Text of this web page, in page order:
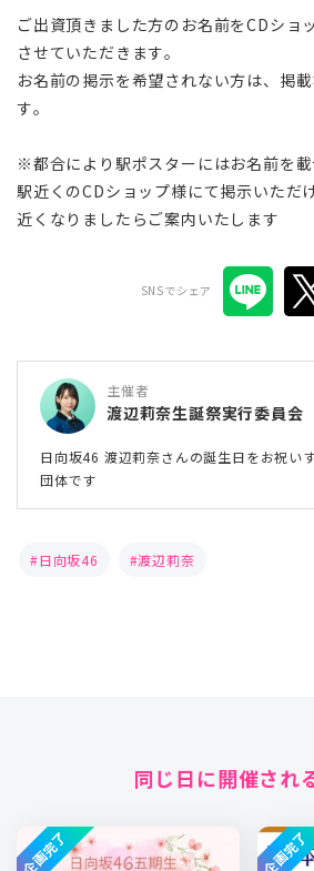
ご出資頂きました方のお名前をCDショ
させていただきます。
お名前の掲示を希望されない方は、掲
す。
※都合により駅ポスターにはお名前を
駅近くのCDショップ様にて掲示いただ
近くなりましたらご案内いたします
SNSでシェア
主催者
渡辺莉奈生誕祭実行委員会
日向坂46 渡辺莉奈さんの誕生日をお祝い
団体です
日向坂46 渡辺莉奈
同じ日に開催され
企画完了 企画完了